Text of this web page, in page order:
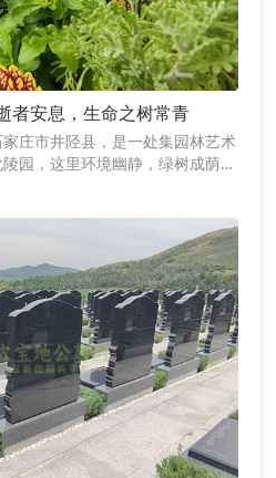
者安息，生命之树常青
庄市井陉县，是一处集园林艺术
园，这里环境幽静，绿树成荫，
一个宁静安息的永恒家园